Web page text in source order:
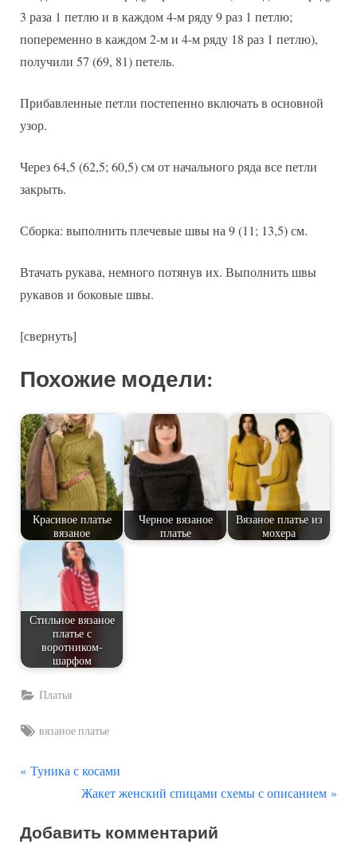
3 раза 1 петлю и в каждом 4-м ряду 9 раз 1 петлю;
попеременно в каждом 2-м и 4-м ряду 18 раз 1 петлю),
получили 57 (69, 81) петель.
Прибавленные петли постепенно включать в основной
узор.
Через 64,5 (62,5; 60,5) см от начального ряда все петли
закрыть.
Сборка: выполнить плечевые швы на 9 (11; 13,5) см.
Втачать рукава, немного потянув их. Выполнить швы
рукавов и боковые швы.
[свернуть]
Похожие модели:
Красивое платье
вязаное
Черное вязаное
платье
Вязаное платье из
мохера
Стильное вязаное
платье с
воротником-
шарфом
Платья
Tags:
вязаное платье
Навигация
записям
П
д
Туника с косами
С
е
Жакет женский спицами схемы с описанием
Добавить комментарий